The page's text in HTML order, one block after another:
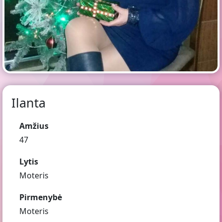
Ilanta
Amžius
47
Lytis
Moteris
Pirmenybė
Moteris